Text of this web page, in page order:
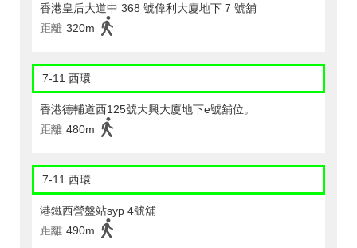
香港皇后大道中 368 號偉利大廈地下 7 號舖
距離 320m
7-11 西環
香港德輔道西125號大興大廈地下e號舖位。
距離 480m
7-11 西環
港鐵西營盤站syp 4號舖
距離 490m